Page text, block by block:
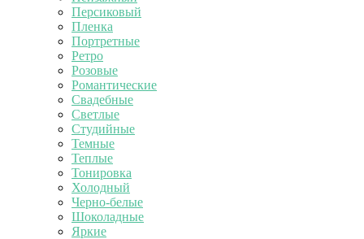
Персиковый
Пленка
Портретные
Ретро
Розовые
Романтические
Свадебные
Светлые
Студийные
Темные
Теплые
Тонировка
Холодный
Черно-белые
Шоколадные
Яркие